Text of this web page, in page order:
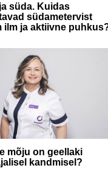
süda. Kuidas
südametervist
ilm ja aktiivne
mõju on geellaki
kandmisel?